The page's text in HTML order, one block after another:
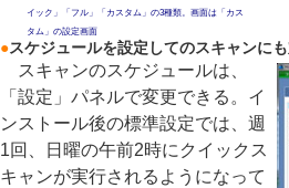
イック」「フル」「カスタム」の3種類。画面は「カス
タム」の設定画面
●スケジュールを設定してのスキャンに
スキャンのスケジュールは、
「設定」パネルで変更できる。イ
ンストール後の標準設定では、週
1回、日曜の午前2時にクイックス
キャンが実行されるようになって